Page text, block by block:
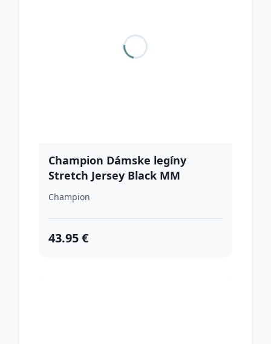
Champion Dámske legíny
Stretch Jersey Black MM
Champion
43.95 €